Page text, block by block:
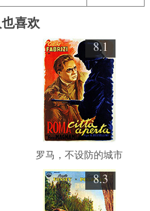
喜欢
8.1
罗马，不设防的城市
8.3